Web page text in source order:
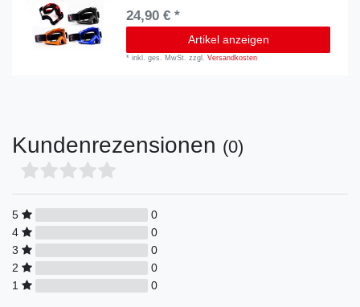
24,90 € *
Artikel anzeigen
*inkl. ges. MwSt. zzgl.Versandkosten
Kundenrezensionen (0)
5
0
4
0
3
0
2
0
1
0